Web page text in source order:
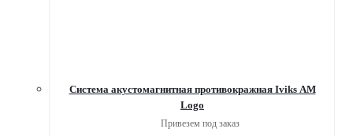
Система акустомагнитная противокражная Iviks AM
Logo
Привезем под заказ